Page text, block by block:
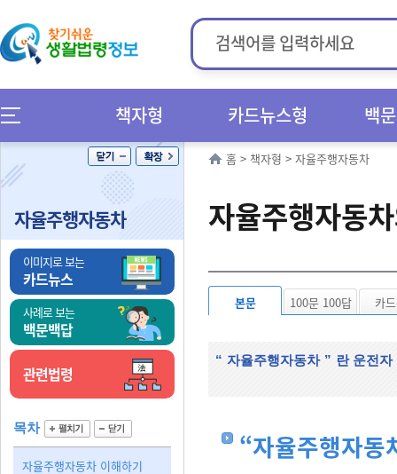
책자형 카드뉴스형 백
자율주행자동차
이미지로 보는
카드뉴스
사례로 보는
백문백답
관련법령
목차
자율주행자동차 이해하기
홈 > 책자형 > 자율주행자동차
자율주행자동
본문 100문 100답 카
“ 자율주행자동차 ” 란 운전
“자율주행자동